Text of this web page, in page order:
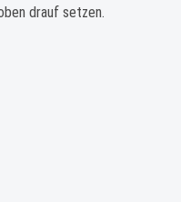
drauf setzen.